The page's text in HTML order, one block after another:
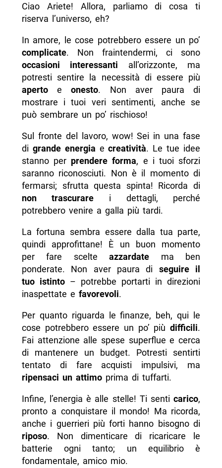
Ciao Ariete! Allora, parliamo di cosa ti
riserva l’universo, eh?
In amore, le cose potrebbero essere un po’
complicate. Non fraintendermi, ci sono
occasioni interessanti all’orizzonte, ma
potresti sentire la necessità di essere più
apertoeonesto. Non aver paura di
mostrare i tuoi veri sentimenti, anche se
può sembrare un po’ rischioso!
Sul fronte del lavoro, wow! Sei in una fase
di grande energia ecreatività. Le tue idee
stanno per prendere forma, e i tuoi sforzi
saranno riconosciuti. Non è il momento di
fermarsi; sfrutta questa spinta! Ricorda di
non trascurare i dettagli, perché
potrebbero venire a galla più tardi.
La fortuna sembra essere dalla tua parte,
quindi approfittane! È un buon momento
per fare scelteazzardate ma ben
ponderate. Non aver paura di seguire il
tuo istinto– potrebbe portarti in direzioni
inaspettate e favorevoli.
Per quanto riguarda le finanze, beh, qui le
cose potrebbero essere un po’ piùdifficili.
Fai attenzione alle spese superflue e cerca
di mantenere un budget. Potresti sentirti
tentato di fare acquisti impulsivi, ma
ripensaci un attimoprima di tuffarti.
Infine, l’energia è alle stelle! Ti senticarico,
pronto a conquistare il mondo! Ma ricorda,
anche i guerrieri più forti hanno bisogno di
riposo. Non dimenticare di ricaricare le
batterie ogni tanto; un equilibrio è
fondamentale, amico mio.